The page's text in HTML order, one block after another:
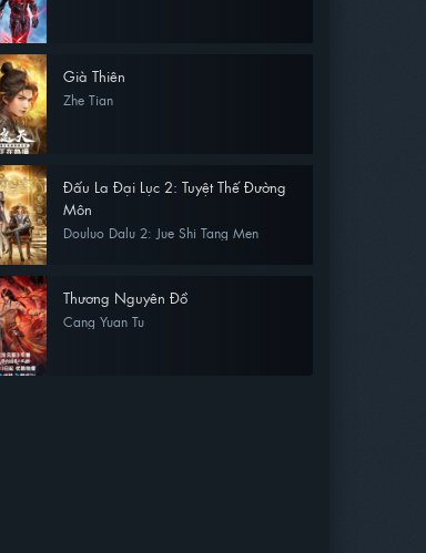
Già Thiên
Zhe Tian
Đấu La Đại Lục 2: Tuyệt Thế Đường
Môn
Douluo Dalu 2: Jue Shi Tang Men
Thương Nguyên Đồ
Cang Yuan Tu